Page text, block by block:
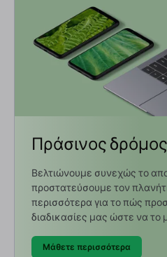
Πράσινος δρόμος
Βελτιώνουμε συνεχώς το
προστατεύσουμε τον
περισσότερα για το πώς
διαδικασίες μας ώστε να το
Μάθετε περισσότερα